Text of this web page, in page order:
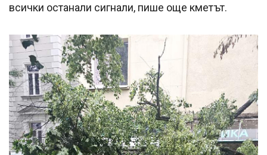
всички останали сигнали, пише още кметът.